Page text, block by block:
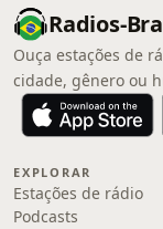
Radios-
Ouça estações de
cidade, gênero ou
EXPLORAR
Estações de rádio
Podcasts